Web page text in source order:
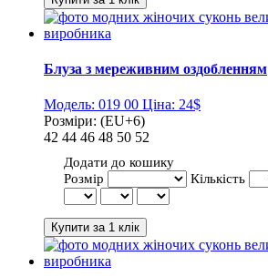
Блуза з мереживним оздобленням
Модель: 019 00 Ціна: 24$
Розміри: (EU+6)
42 44 46 48 50 52
Додати до кошику
Розмір
Кількість